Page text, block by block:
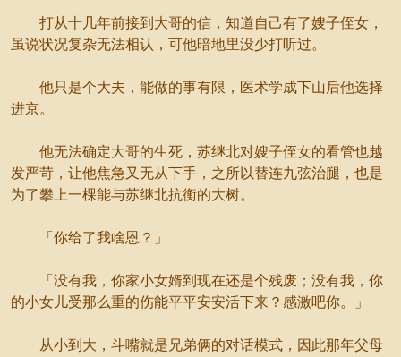
打从十几年前接到大哥的信，知道自己有了嫂子侄女，
虽说状况复杂无法相认，可他暗地里没少打听过。
他只是个大夫，能做的事有限，医术学成下山后他选择
进京。
他无法确定大哥的生死，苏继北对嫂子侄女的看管也越
发严苛，让他焦急又无从下手，之所以替连九弦治腿，也是
为了攀上一棵能与苏继北抗衡的大树。
「你给了我啥恩？」
「没有我，你家小女婿到现在还是个残废；没有我，你
的小女儿受那么重的伤能平平安安活下来？感激吧你。」
从小到大，斗嘴就是兄弟俩的对话模式，因此那年父母